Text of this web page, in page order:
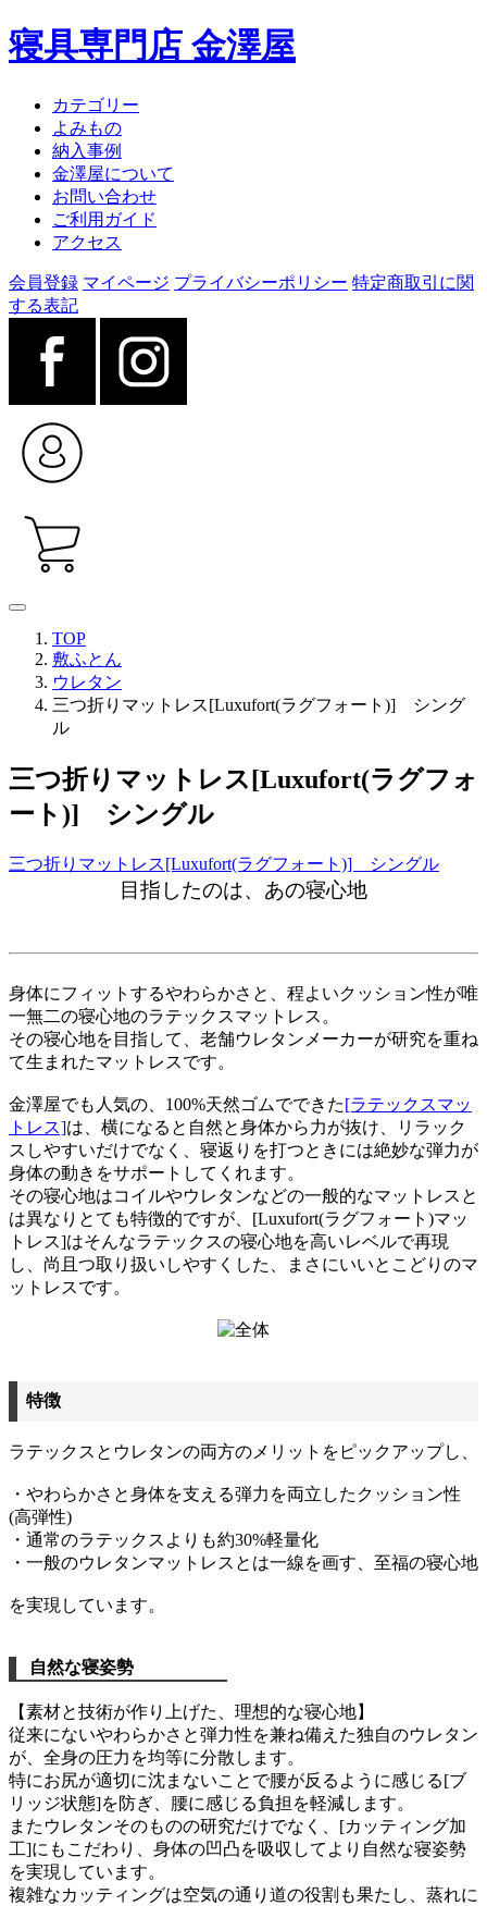
寝具専門店 金澤屋
カテゴリー
よみもの
納入事例
金澤屋について
お問い合わせ
ご利用ガイド
アクセス
会員登録 マイページ プライバシーポリシー 特定商取引に関
する表記
TOP
敷ふとん
ウレタン
三つ折りマットレス[Luxufort(ラグフォート)] シング
ル
三つ折りマットレス[Luxufort(ラグフォ
ート)] シングル
三つ折りマットレス[Luxufort(ラグフォート)] シングル
目指したのは、あの寝心地
身体にフィットするやわらかさと、程よいクッション性が唯
一無二の寝心地のラテックスマットレス。
その寝心地を目指して、老舗ウレタンメーカーが研究を重ね
て生まれたマットレスです。
金澤屋でも人気の、100%天然ゴムでできた[ラテックスマッ
トレス]は、横になると自然と身体から力が抜け、リラック
スしやすいだけでなく、寝返りを打つときには絶妙な弾力が
身体の動きをサポートしてくれます。
その寝心地はコイルやウレタンなどの一般的なマットレスと
は異なりとても特徴的ですが、[Luxufort(ラグフォート)マッ
トレス]はそんなラテックスの寝心地を高いレベルで再現
し、尚且つ取り扱いしやすくした、まさにいいとこどりのマ
ットレスです。
特徴
ラテックスとウレタンの両方のメリットをピックアップし、
・やわらかさと身体を支える弾力を両立したクッション性
(高弾性)
・通常のラテックスよりも約30%軽量化
・一般のウレタンマットレスとは一線を画す、至福の寝心地
を実現しています。
自然な寝姿勢
【素材と技術が作り上げた、理想的な寝心地】
従来にないやわらかさと弾力性を兼ね備えた独自のウレタン
が、全身の圧力を均等に分散します。
特にお尻が適切に沈まないことで腰が反るように感じる[ブ
リッジ状態]を防ぎ、腰に感じる負担を軽減します。
またウレタンそのものの研究だけでなく、[カッティング加
工]にもこだわり、身体の凹凸を吸収してより自然な寝姿勢
を実現しています。
複雑なカッティングは空気の通り道の役割も果たし、蒸れに